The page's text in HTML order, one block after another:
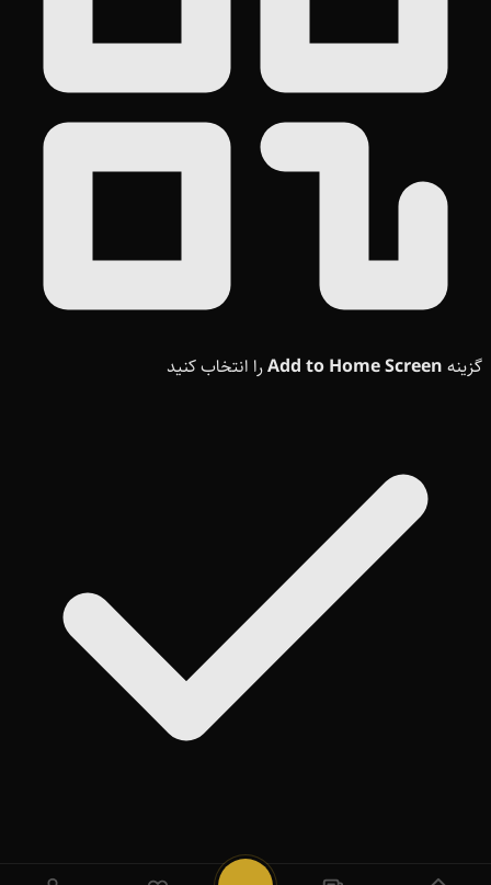
گزینه Add to Home Screenرا انتخاب کنید
Add ضربه بزنید